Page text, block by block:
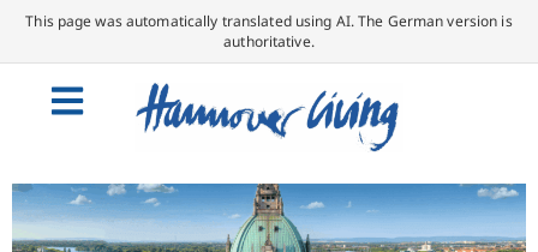
This page was automatically translated using AI. The German version is
authoritative.